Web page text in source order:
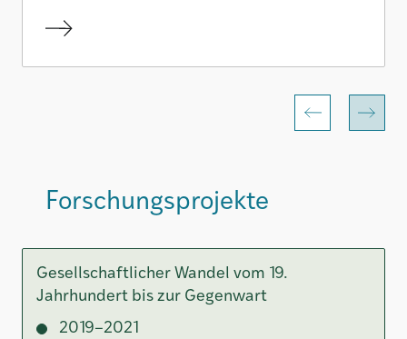
Forschungsprojekte
Gesellschaftlicher Wandel vom 19.
Jahrhundert bis zur Gegenwart
2019–2021